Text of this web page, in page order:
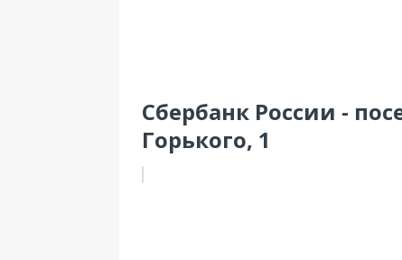
Сбербанк России -
Горького, 1